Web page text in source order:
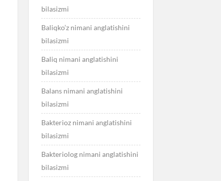
bilasizmi
Baliqko’z nimani anglatishini
bilasizmi
Baliq nimani anglatishini
bilasizmi
Balans nimani anglatishini
bilasizmi
Bakterioz nimani anglatishini
bilasizmi
Bakteriolog nimani anglatishini
bilasizmi